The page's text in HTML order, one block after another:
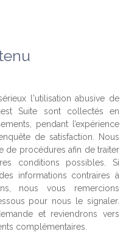
l'utilisation abusive de
Suite sont collectés en
pendant l’expérience
de satisfaction. Nous
de procédures afin de traiter
conditions possibles. Si
informations contraires à
nous vous remercions
pour nous le signaler.
et reviendrons vers
complémentaires.